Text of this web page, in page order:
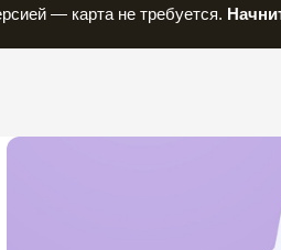
— карта не требуется.